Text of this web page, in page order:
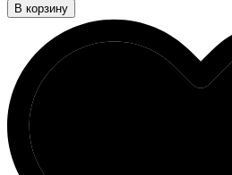
В корзину